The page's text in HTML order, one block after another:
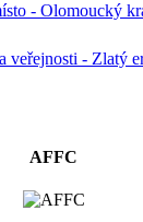
AFFC